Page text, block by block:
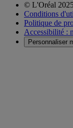
© L'Oréal
Conditions
Politique de
Accessibilité :
Personnaliser